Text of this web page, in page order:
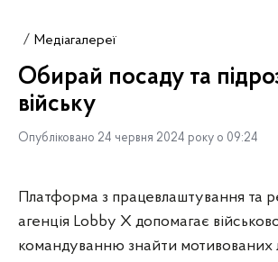
Медіагалереї
Обирай посаду та
війську
Опубліковано 24 червня 2024 року о 09:24
Платформа з працевлаштування та
агенція Lobby X допомагає
командуванню знайти мотивованих